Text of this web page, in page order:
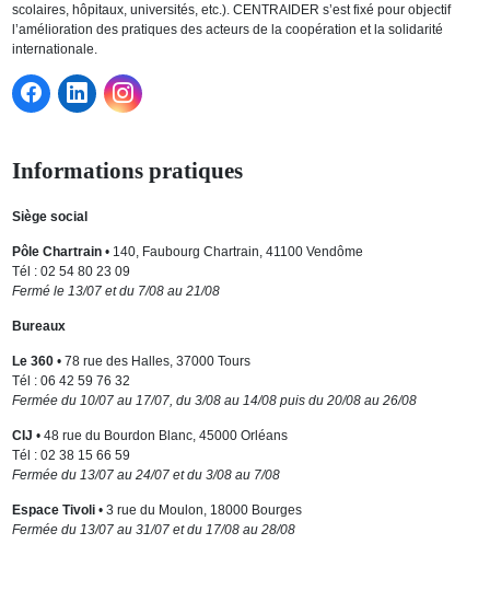
scolaires, hôpitaux, universités, etc.). CENTRAIDER s’est fixé pour objectif
l’amélioration des pratiques des acteurs de la coopération et la solidarité
internationale.
Informations pratiques
Siège social
Pôle Chartrain• 140, Faubourg Chartrain, 41100 Vendôme
Tél : 02 54 80 23 09
Fermé le 13/07 et du 7/08 au 21/08
Bureaux
Le 360• 78 rue des Halles, 37000 Tours
Tél : 06 42 59 76 32
Fermée du 10/07 au 17/07, du 3/08 au 14/08 puis du 20/08 au 26/08
CIJ • 48 rue du Bourdon Blanc, 45000 Orléans
Tél : 02 38 15 66 59
Fermée du 13/07 au 24/07 et du 3/08 au 7/08
Espace Tivoli• 3 rue du Moulon, 18000 Bourges
Fermée du 13/07 au 31/07 et du 17/08 au 28/08